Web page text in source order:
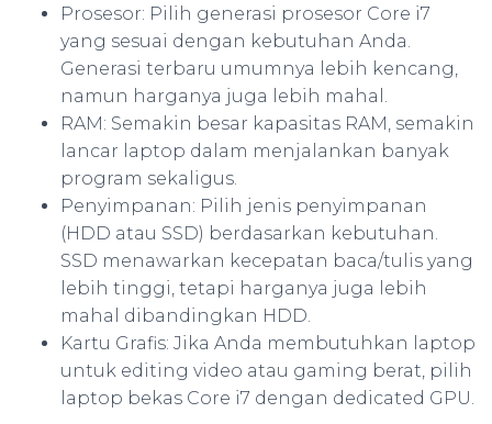
Prosesor: Pilih generasi prosesor Core i7
yang sesuai dengan kebutuhan Anda.
Generasi terbaru umumnya lebih kencang,
namun harganya juga lebih mahal.
RAM: Semakin besar kapasitas RAM, semakin
lancar laptop dalam menjalankan banyak
program sekaligus.
Penyimpanan: Pilih jenis penyimpanan
(HDD atau SSD) berdasarkan kebutuhan.
SSD menawarkan kecepatan baca/tulis yang
lebih tinggi, tetapi harganya juga lebih
mahal dibandingkan HDD.
Kartu Grafis: Jika Anda membutuhkan laptop
untuk editing video atau gaming berat, pilih
laptop bekas Core i7 dengan dedicated GPU.